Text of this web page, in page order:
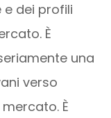
dei profili
È
una
verso
È